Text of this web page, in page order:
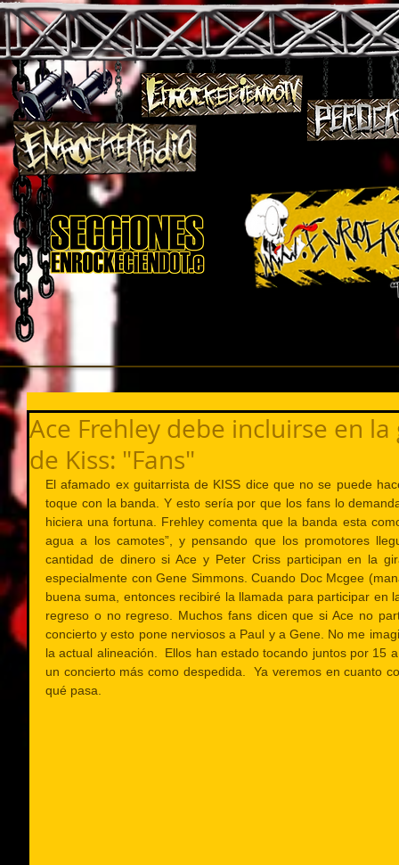
Ace Frehley debe incluirse en
de Kiss: "Fans"
El afamado ex guitarrista de KISS dice que no se puede
toque con la banda. Y esto sería por que los fans lo
hiciera una fortuna. Frehley comenta que la banda esta
agua a los camotes”, y pensando que los promotores
cantidad de dinero si Ace y Peter Criss participan en la
especialmente con Gene Simmons. Cuando Doc Mcgee
buena suma, entonces recibiré la llamada para participar en
regreso o no regreso. Muchos fans dicen que si Ace no
concierto y esto pone nerviosos a Paul y a Gene. No me
la actual alineación.  Ellos han estado tocando juntos por 15
un concierto más como despedida.  Ya veremos en cuanto
qué pasa.